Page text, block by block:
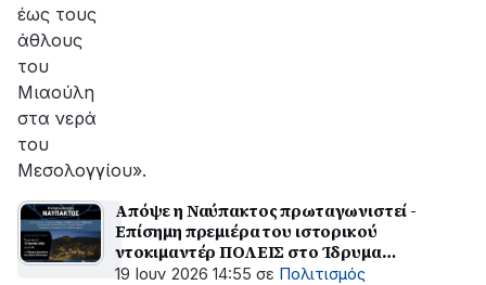
έως τους
άθλους
του
Μιαούλη
στα νερά
του
Μεσολογγίου».
Απόψε η Ναύπακτος πρωταγωνιστεί -
Επίσημη πρεμιέρα του ιστορικού
ντοκιμαντέρ ΠΟΛΕΙΣ στο Ίδρυμα
Μπότσαρη
19 Ιουν 2026 14:55 σε Πολιτισμός